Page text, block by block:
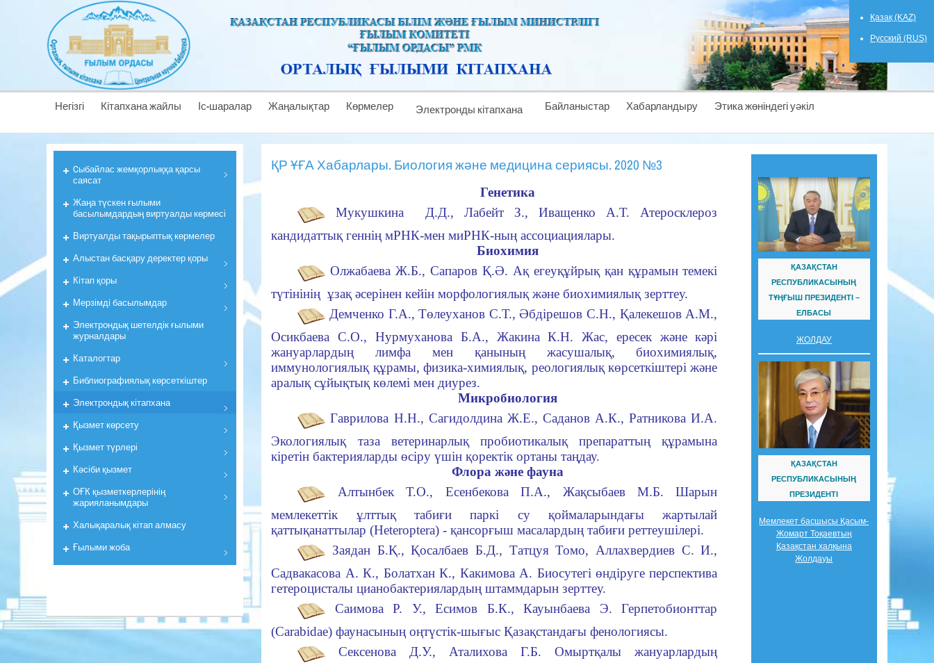
Қазақ (KAZ)
Русский (RUS)
Негізгі Кітапхана жайлы Іс-шаралар Жаңалықтар Көрмелер Электронды кітапхана Байланыстар Хабарландыру Этика жөніндегі уәкіл
ҚР ҰҒА Хабарлары. Биология және медицина сериясы. 2020 №3
Генетика
Мукушкина Д.Д., Лабейт З., Иващенко А.Т. Атеросклероз
кандидаттық геннің мРНК-мен миРНК-ның ассоциациялары.
Биохимия
Олжабаева Ж.Б., Сапаров Қ.Ә. Ақ егеуқұйрық қан құрамын темекi
түтінінің ұзақ әсерінен кейiн морфологиялық және биохимиялық зерттеу.
Демченко Г.А., Төлеуханов С.Т., Әбдiрешов С.Н., Қалекешов А.М.,
Осикбаева С.О., Нурмуханова Б.А., Жакина К.Н. Жас, ересек және кәрi
жануарлардың лимфа мен қанының жасушалық, биохимиялық,
иммунологиялық құрамы, физика-химиялық, реологиялық көрсеткiштерi және
аралық сұйықтық көлемi мен диурез.
Микробиология
Гаврилова Н.Н., Сагидолдина Ж.Е., Саданов А.К., Ратникова И.А.
Экологиялық таза ветеринарлық пробиотикалық препараттың құрамына
кiретiн бактерияларды өсiру үшiн қоректік ортаны таңдау.
Флора және фауна
Алтынбек Т.О., Есенбекова П.А., Жақсыбаев М.Б. Шарын
мемлекеттік ұлттық табиғи паркі су қоймаларындағы жартылай
қаттықанаттылар (Heteroptera) - қансорғыш масалардың табиғи реттеушiлерi.
Заядан Б.Қ., Қосалбаев Б.Д., Татцуя Томо, Аллахвердиев С. И.,
Садвакасова А. К., Болатхан К., Какимова А. Биосутегі өндiруге перспектива
гетероцисталы цианобактериялардың штаммдарын зерттеу.
Саимова Р. У., Есимов Б.К., Кауынбаева Э. Герпетобионттар
(Carabidae) фаунасының оңтүстік-шығыс Қазақстандағы фенологиясы.
Сексенова Д.У., Аталихова Г.Б. Омыртқалы жануарлардың
ҚАЗАҚСТАН
РЕСПУБЛИКАСЫНЫҢ
ТҰҢҒЫШ ПРЕЗИДЕНТІ –
ЕЛБАСЫ
ЖОЛДАУ
ҚАЗАҚСТАН
РЕСПУБЛИКАСЫНЫҢ
ПРЕЗИДЕНТІ
Мемлекет басшысы Қасым-
Жомарт Тоқаевтың
Қазақстан халқына
Жолдауы
Cыбайлас жемқорлыққа қарсы
саясат
Жаңа түскен ғылыми
басылымдардың виртуалды көрмесі
Виртуалды тақырыптық көрмелер
Алыстан басқару деректер қоры
Кiтап қоры
Мерзiмдi басылымдар
Электрондық шетелдік ғылыми
журналдары
Каталогтар
Библиографиялық көрсеткiштер
Электрондық кiтапхана
Қызмет көрсету
Қызмет түрлері
Кәсіби қызмет
ОҒК қызметкерлерiнiң
жарияланымдары
Халықаралық кітап алмасу
Ғылыми жоба